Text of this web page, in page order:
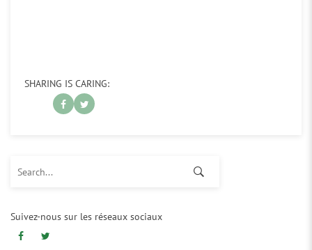
SHARING IS CARING:
Suivez-nous sur les réseaux sociaux